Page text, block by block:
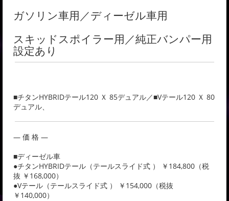
ガソリン車用／ディーゼル車用
スキッドスポイラー用／純正バンパー用
設定あり
■チタンHYBRIDテール120 Ｘ 85デュアル／■Vテール120 Ｘ 80
デュアル、
― 価 格 ―
■ディーゼル車
●チタンHYBRIDテール（テールスライド式 ） ￥184,800（税
抜 ￥168,000）
●Vテール（テールスライド式 ） ￥154,000（税抜
￥140,000）